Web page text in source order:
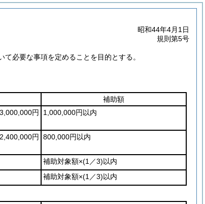
昭和44年4月1日
規則第5号
必要な事項を定めることを目的とする。
補助額
3,000,000円
1,000,000円以内
2,400,000円
800,000円以内
補助対象額×(1／3)以内
補助対象額×(1／3)以内